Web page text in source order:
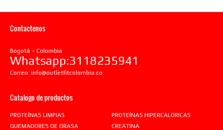
Contactenos
Bogotá – Colombia
Whatsapp:3118235941
Correo: info@outletfitcolombia.co
Catalogo de productos
PROTEÍNAS LIMPIAS
PROTEÍNAS HIPERCALORICAS
QUEMADORES DE GRASA
CREATINA